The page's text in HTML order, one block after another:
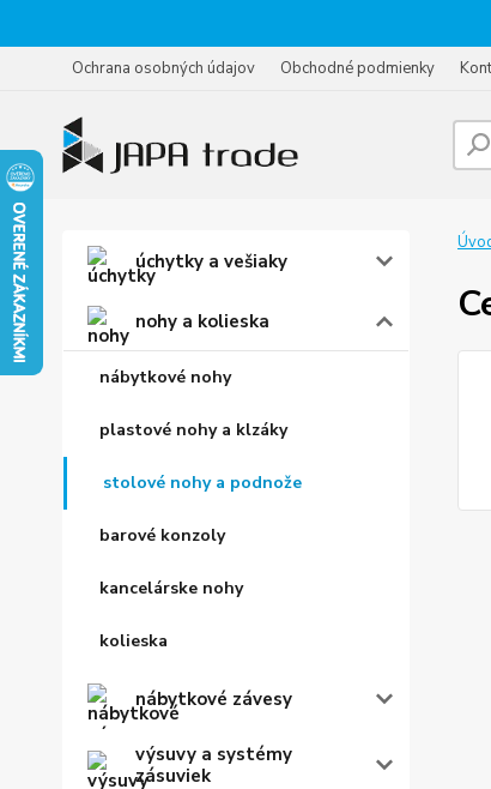
Ochrana osobných údajov Obchodné podmienky
úchytky a vešiaky
nohy a kolieska
nábytkové nohy
plastové nohy a klzáky
stolové nohy a podnože
barové konzoly
kancelárske nohy
kolieska
nábytkové závesy
výsuvy a systémy
zásuviek